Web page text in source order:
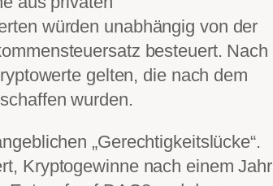
würden unabhängig von der
besteuert. Nach
gelten, die nach dem
wurden.
„Gerechtigkeitslücke“.
Kryptogewinne nach einem Jahr